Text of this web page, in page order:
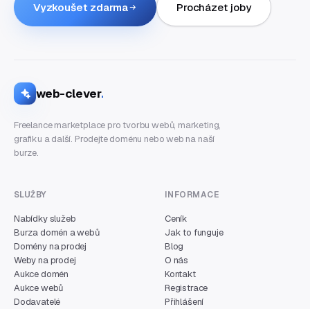
Vyzkoušet zdarma Procházet joby
web-clever.
Freelance marketplace pro tvorbu webů, marketing,
grafiku a další. Prodejte doménu nebo web na naší
burze.
SLUŽBY
Nabídky služeb
Burza domén a webů
Domény na prodej
Weby na prodej
Aukce domén
Aukce webů
Dodavatelé
INFORMACE
Ceník
Jak to funguje
Blog
O nás
Kontakt
Registrace
Přihlášení